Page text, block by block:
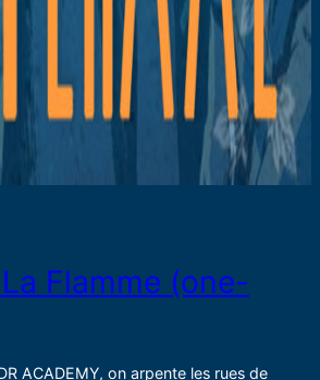
Flamme (one-
ACADEMY, on arpente les rues de